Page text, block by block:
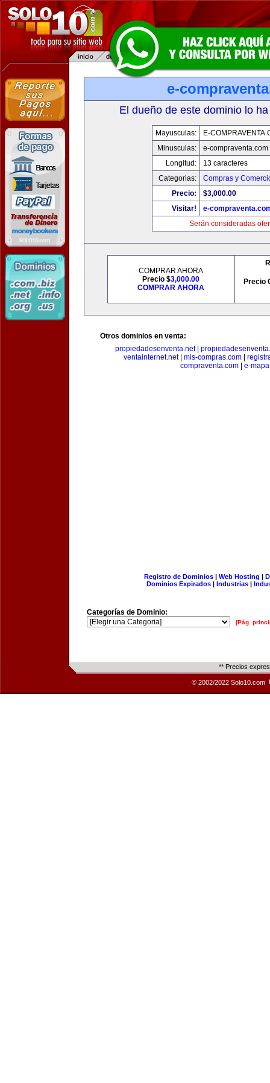
e-
El dueño de este dominio lo
Mayusculas:
E-
Minusculas:
e-compraventa.com
Longitud:
13 caracteres
Categorias:
Compras y
Precio:
$3,000.00
Visitar!
e-
Serán consideradas
COMPRAR AHORA
Precio $3,000.00
COMPRAR AHORA
Precio
Otros dominios en venta:
propiedadesenventa.net
ventainternet.net| mis-compras.com|
compraventa.com
e-
Registro de Dominios| Web Hosting |
Dominios Expirados | Industrias |
Categorías de Dominio:
[Pág.
** Precios
© 2002/2022 Solo10.com